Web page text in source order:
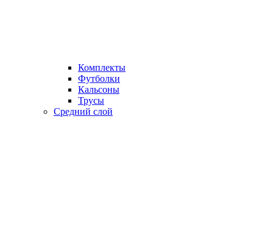
Комплекты
Футболки
Кальсоны
Трусы
Средний слой